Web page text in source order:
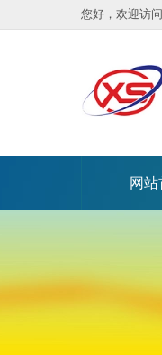
您好，欢迎访
网